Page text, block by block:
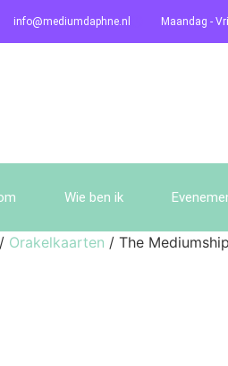
info@mediumdaphne.nl Maandag -
Wie ben ik
/ Orakelkaarten / The